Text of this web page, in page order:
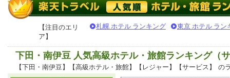
【注目のエリ
ア】
札幌 ホテル ランキング 東京 ホテル ラン
下田・南伊豆 人気高級ホテル・旅館ランキング（
【下田・南伊豆】【高級ホテル・旅館】【レジャー】【サービス】 の